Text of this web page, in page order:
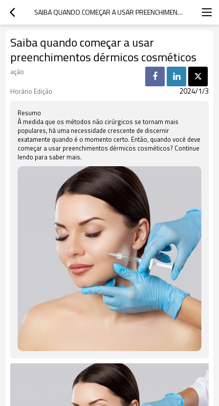
SAIBA QUANDO COMEÇAR A USAR PREENCHIMENTOS DÉRMICOS COSMÉTICOS
Saiba quando começar a usar
preenchimentos dérmicos cosméticos
ação
Horário Edição
2024/1/3
Resumo
À medida que os métodos não cirúrgicos se tornam mais
populares, há uma necessidade crescente de discernir
exatamente quando é o momento certo. Então, quando você deve
começar a usar preenchimentos dérmicos cosméticos? Continue
lendo para saber mais.